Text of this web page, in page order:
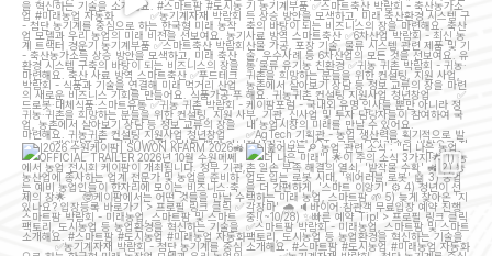
[2026 수원케이팜] SUWON KFARM
2026
OFFICIAL TRAILER...
7 5
[훑어보는
농업 관련 소식 : "더 나은 농업,
더 나은 미래"]
이...
15 5